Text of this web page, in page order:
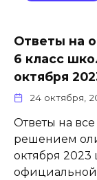
Ответы на
6 класс
октября
24 октября,
Ответы на
решением
октября